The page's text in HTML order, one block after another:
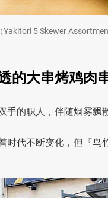
Yakitori 5 Skewer
的大串烤鸡肉
手的职人，伴随烟雾飘
时代不断变化，但『鸟